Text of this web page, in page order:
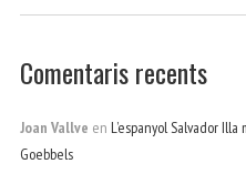
Comentaris recents
Joan Vallve en L’espanyol Salvador
Goebbels